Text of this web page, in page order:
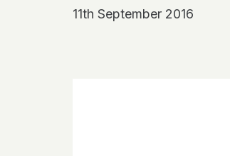
11th September 2016